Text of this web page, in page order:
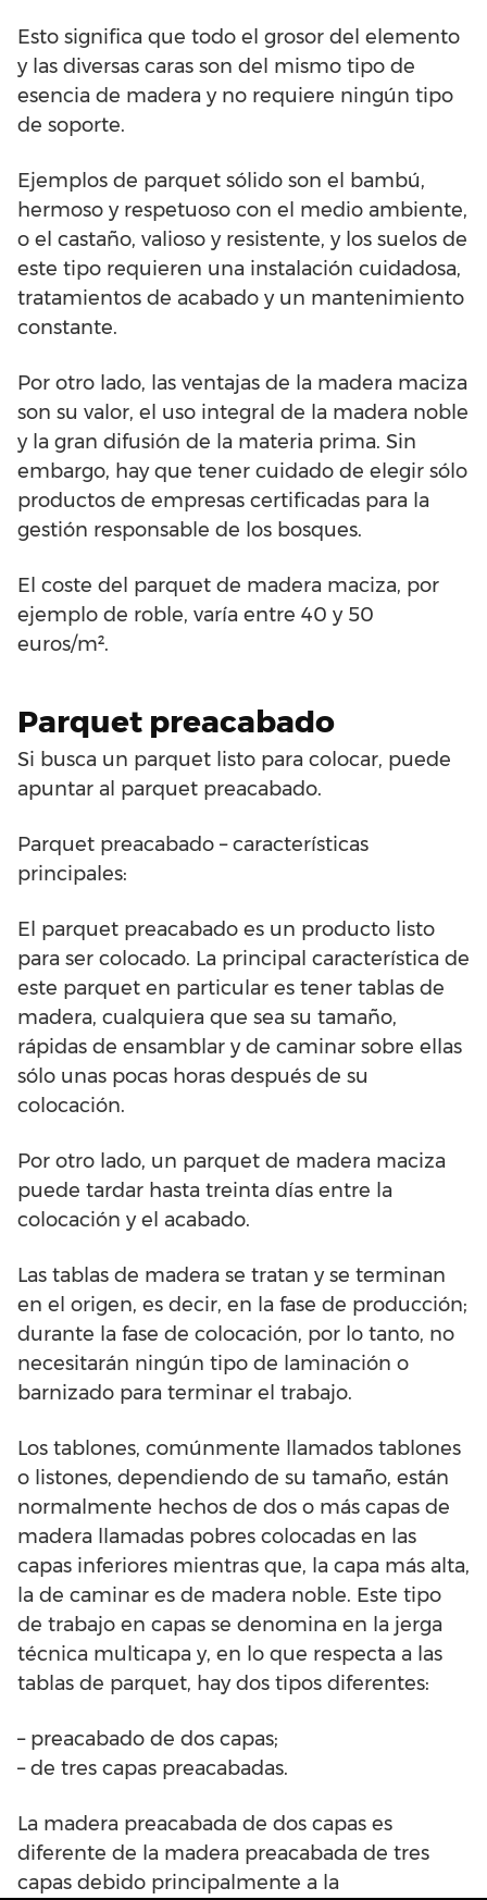
Esto significa que todo el grosor del elemento
y las diversas caras son del mismo tipo de
esencia de madera y no requiere ningún tipo
de soporte.
Ejemplos de parquet sólido son el bambú,
hermoso y respetuoso con el medio ambiente,
o el castaño, valioso y resistente, y los suelos de
este tipo requieren una instalación cuidadosa,
tratamientos de acabado y un mantenimiento
constante.
Por otro lado, las ventajas de la madera maciza
son su valor, el uso integral de la madera noble
y la gran difusión de la materia prima. Sin
embargo, hay que tener cuidado de elegir sólo
productos de empresas certificadas para la
gestión responsable de los bosques.
El coste del parquet de madera maciza, por
ejemplo de roble, varía entre 40 y 50
euros/m².
Parquet preacabado
Si busca un parquet listo para colocar, puede
apuntar al parquet preacabado.
Parquet preacabado – características
principales:
El parquet preacabado es un producto listo
para ser colocado. La principal característica de
este parquet en particular es tener tablas de
madera, cualquiera que sea su tamaño,
rápidas de ensamblar y de caminar sobre ellas
sólo unas pocas horas después de su
colocación.
Por otro lado, un parquet de madera maciza
puede tardar hasta treinta días entre la
colocación y el acabado.
Las tablas de madera se tratan y se terminan
en el origen, es decir, en la fase de producción;
durante la fase de colocación, por lo tanto, no
necesitarán ningún tipo de laminación o
barnizado para terminar el trabajo.
Los tablones, comúnmente llamados tablones
o listones, dependiendo de su tamaño, están
normalmente hechos de dos o más capas de
madera llamadas pobres colocadas en las
capas inferiores mientras que, la capa más alta,
la de caminar es de madera noble. Este tipo
de trabajo en capas se denomina en la jerga
técnica multicapa y, en lo que respecta a las
tablas de parquet, hay dos tipos diferentes:
– preacabado de dos capas;
– de tres capas preacabadas.
La madera preacabada de dos capas es
diferente de la madera preacabada de tres
capas debido principalmente a la